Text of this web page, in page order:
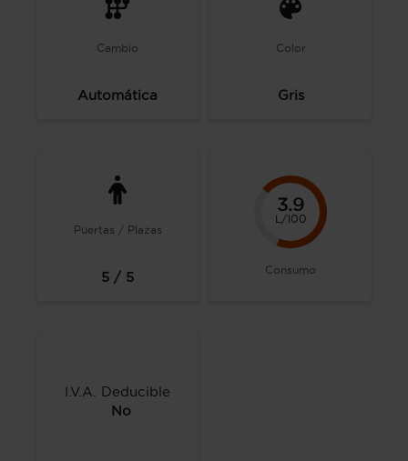
Cambio
Automática
Color
Gris
Puertas / Plazas
5 / 5
3.9
L/100
Consumo
I.V.A. Deducible
No